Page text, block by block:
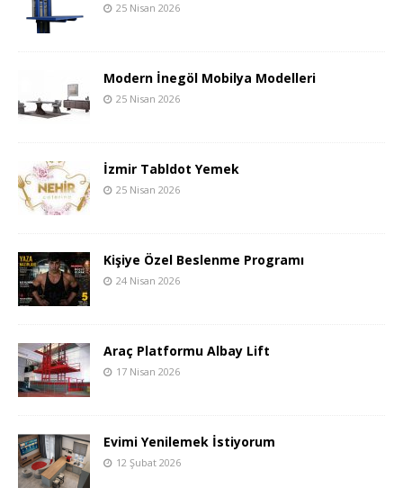
25 Nisan 2026
Modern İnegöl Mobilya Modelleri
25 Nisan 2026
İzmir Tabldot Yemek
25 Nisan 2026
Kişiye Özel Beslenme Programı
24 Nisan 2026
Araç Platformu Albay Lift
17 Nisan 2026
Evimi Yenilemek İstiyorum
12 Şubat 2026